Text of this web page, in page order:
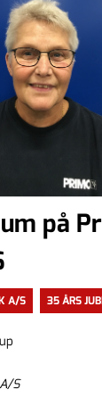
på
A/S 35 ÅRS
S